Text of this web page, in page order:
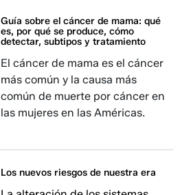
Guía sobre el cáncer de mama: qué
es, por qué se produce, cómo
detectar, subtipos y tratamiento
El cáncer de mama es el cáncer
más común y la causa más
común de muerte por cáncer en
las mujeres en las Américas.
Los nuevos riesgos de nuestra era